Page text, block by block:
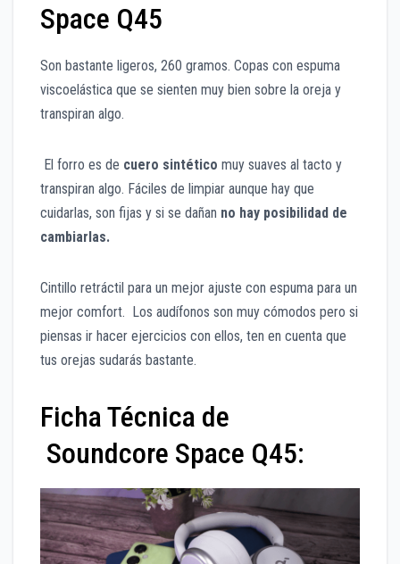
Space Q45
Son bastante ligeros, 260 gramos. Copas con espuma
viscoelástica que se sienten muy bien sobre la oreja y
transpiran algo.
El forro es de cuero sintético muy suaves al tacto y
transpiran algo. Fáciles de limpiar aunque hay que
cuidarlas, son fijas y si se dañan no hay posibilidad de
cambiarlas.
Cintillo retráctil para un mejor ajuste con espuma para un
mejor comfort. Los audífonos son muy cómodos pero si
piensas ir hacer ejercicios con ellos, ten en cuenta que
tus orejas sudarás bastante.
Ficha Técnica de
Soundcore Space Q45: